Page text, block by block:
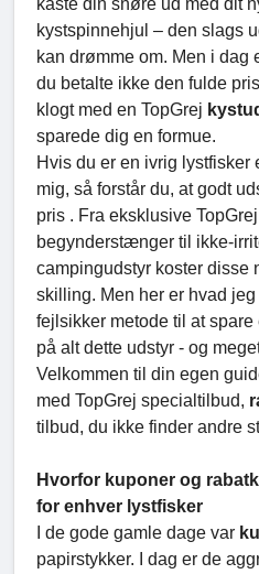
kystspinnehjul – den slags
kan drømme om. Men i dag
du betalte ikke den fulde
klogt med en TopGrej
sparede dig en formue.
Hvis du er en ivrig lystfisker
mig, så forstår du, at godt
pris . Fra eksklusive
begynderstænger til ikke-
campingudstyr koster
skilling. Men her er hvad
fejlsikker metode til at
på alt dette udstyr - og
Velkommen til din egen
med TopGrej specialtilbud,
tilbud, du ikke finder andre
Hvorfor kuponer og
for enhver lystfisker
I de gode gamle dage var
papirstykker. I dag er de